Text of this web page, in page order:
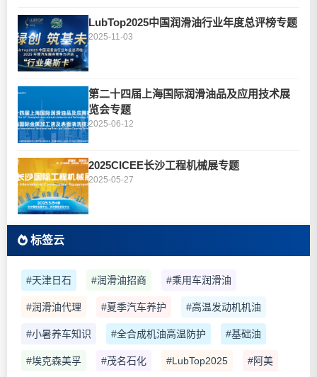
LubTop2025中国润滑油行业年度总评榜专题
2025-11-03
第二十四届上海国际润滑油品及应用技术展
览会专题
2025-06-12
2025CICEE长沙工程机械展专题
2025-05-27
标签云
#天津日石 #润滑油招商 #乘用车润滑油
#润滑油代理 #夏季汽车养护 #高温发动机机油
#小暑养车知识 #全合成机油高温防护 #基础油
#埃克森美孚 #茂名石化 #LubTop2025 #阿美